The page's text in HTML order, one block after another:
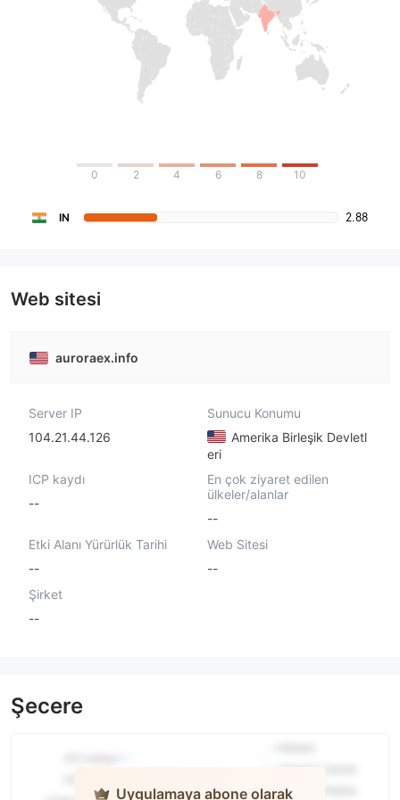
0 2 4 6 8 10
IN 2.88
Web sitesi
auroraex.info
Server IP
104.21.44.126
Sunucu Konumu
Amerika Birleşik Devletl
eri
ICP kaydı
--
En çok ziyaret edilen
ülkeler/alanlar
--
Etki Alanı Yürürlük Tarihi
--
Web Sitesi
--
Şirket
--
Şecere
Uygulamaya abone olarak